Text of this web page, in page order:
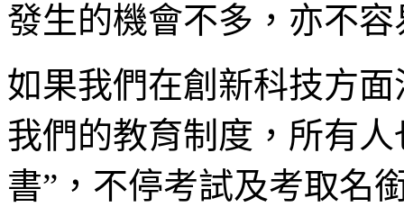
發生的機會不多，亦不
如果我們在創新科技方
我們的教育制度，所有
書”，不停考試及考取名